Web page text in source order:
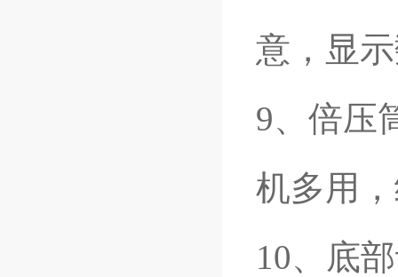
意，显
9、倍压
机多用
10、底